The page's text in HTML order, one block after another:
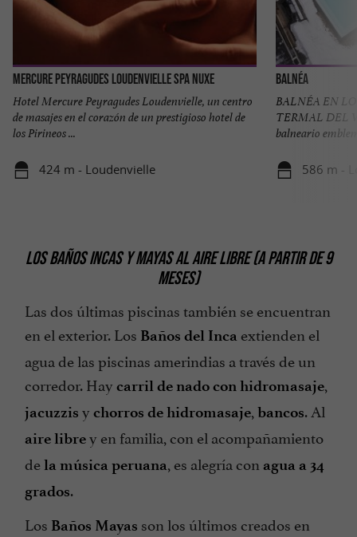
Mercure Peyragudes Loudenvielle SPA NUXE
Hotel Mercure Peyragudes Loudenvielle, un centro
de masajes en el corazón de un prestigioso hotel de
los Pirineos ...
424 m - Loudenvielle
Balnéa
BALNÉA EN
TERMAL DEL
balneario
586 m -
LOS BAÑOS INCAS Y MAYAS AL AIRE LIBRE (A PARTIR DE 9
MESES)
Las dos últimas piscinas también se encuentran
en el exterior. Los Baños del Inca extienden el
agua de las piscinas amerindias a través de un
corredor. Hay carril de nado con hidromasaje,
jacuzzis y chorros de hidromasaje, bancos. Al
aire librey en familia, con el acompañamiento
dela música peruana, es alegría con agua a 34
grados.
Los Baños Mayas son los últimos creados en